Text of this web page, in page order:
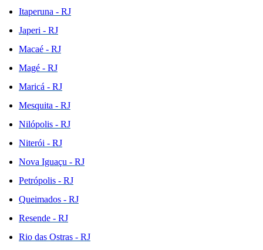
Itaperuna - RJ
Japeri - RJ
Macaé - RJ
Magé - RJ
Maricá - RJ
Mesquita - RJ
Nilópolis - RJ
Niterói - RJ
Nova Iguaçu - RJ
Petrópolis - RJ
Queimados - RJ
Resende - RJ
Rio das Ostras - RJ